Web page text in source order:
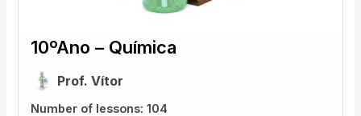
10ºAno – Química
Prof. Vítor
Number of lessons:104